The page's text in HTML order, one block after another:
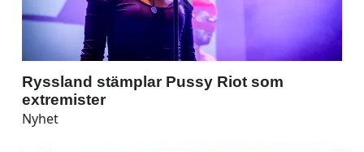
Ryssland stämplar Pussy Riot som
extremister
Nyhet